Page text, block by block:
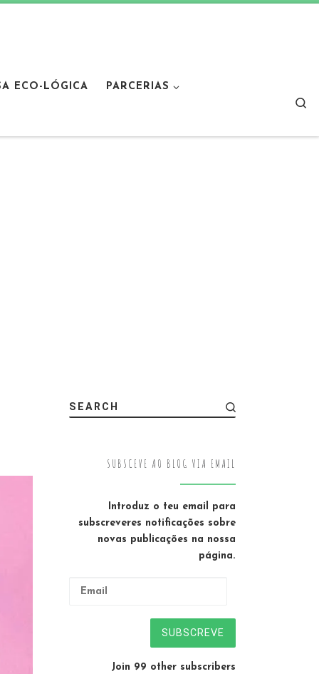
ECO-LÓGICA PARCERIAS
SEARCH
SUBSCEVE AO BLOG VIA EMAIL
Introduz o teu email para
subscreveres notificações sobre
novas publicações na nossa
página.
SUBSCREVE
Join 99 other subscribers